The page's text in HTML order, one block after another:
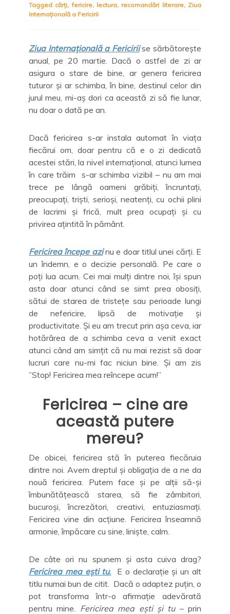
Tagged cărți,fericire, lectura, recomandări literare, Ziua
Internațională a Fericirii
Ziua Internațională a Fericiriise sărbătorește
anual, pe 20 martie. Dacă o astfel de zi ar
asigura o stare de bine, ar genera fericirea
tuturor și ar schimba, în bine, destinul celor din
jurul meu, mi-aș dori ca această zi să fie lunar,
nu doar o dată pe an.
Dacă fericirea s-ar instala automat în viața
fiecărui om, doar pentru că e o zi dedicată
acestei stări, la nivel internațional, atunci lumea
în care trăim s-ar schimba vizibil – nu am mai
trece pe lângă oameni grăbiți, încruntați,
preocupați, triști, serioși, neatenți, cu ochii plini
de lacrimi și frică, mult prea ocupați și cu
privirea ațintită în pământ.
Fericirea începe azinu e doar titlul unei cărți. E
un îndemn, e o decizie personală. Pe care o
poți lua acum. Cei mai mulți dintre noi, își spun
asta doar atunci când se simt prea obosiți,
sătui de starea de tristețe sau perioade lungi
de nefericire, lipsă de motivație și
productivitate. Și eu am trecut prin așa ceva, iar
hotărârea de a schimba ceva a venit exact
atunci când am simțit că nu mai rezist să doar
lucruri care nu-mi fac niciun bine. Și am zis
”Stop! Fericirea mea reîncepe acum!”
Fericirea – cine are
această putere
mereu?
De obicei, fericirea stă în puterea fiecăruia
dintre noi. Avem dreptul și obligația de a ne da
nouă fericirea. Putem face și pe alții să-și
îmbunătățească starea, să fie zâmbitori,
bucuroși, încrezători, creativi, entuziasmați.
Fericirea vine din acțiune. Fericirea înseamnă
armonie, împăcare cu sine, liniște, calm.
De câte ori nu spunem și asta cuiva drag?
Fericireamea ești tu. E o declarație și un alt
titlu numai bun de citit. Dacă o adaptez puțin, o
pot transforma într-o afirmație adevărată
pentru mine. Fericirea mea ești și tu– prin